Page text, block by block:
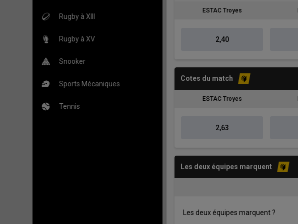
Rugby à XIII
Rugby à XV
Snooker
Sports Mécaniques
Tennis
ESTAC Troyes
2,40
Cotes du match
ESTAC Troyes
2,63
Les deux équipes marquent
Les deux équipes marquent ?